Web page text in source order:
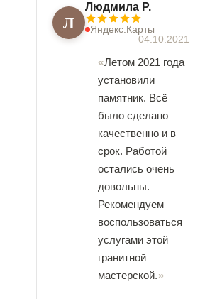
Л
Людмила Р.
Яндекс.Карты
04.10.2021
Летом 2021 года
установили
памятник. Всё
было сделано
качественно и в
срок. Работой
остались очень
довольны.
Рекомендуем
воспользоваться
услугами этой
гранитной
мастерской.